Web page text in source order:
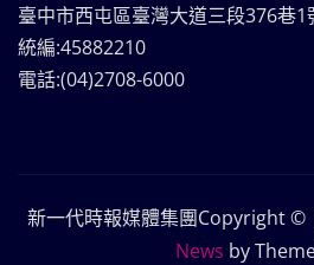
臺中市西屯區臺灣大道三段376巷1
統編:45882210
電話:(04)2708-6000
新一代時報媒體集團Copyright ©
News by